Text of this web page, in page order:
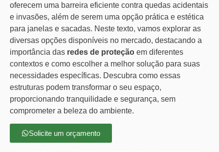
oferecem uma barreira eficiente contra quedas acidentais
e invasões, além de serem uma opção prática e estética
para janelas e sacadas. Neste texto, vamos explorar as
diversas opções disponíveis no mercado, destacando a
importância das redes de proteção em diferentes
contextos e como escolher a melhor solução para suas
necessidades específicas. Descubra como essas
estruturas podem transformar o seu espaço,
proporcionando tranquilidade e segurança, sem
comprometer a beleza do ambiente.
Solicite um orçamento